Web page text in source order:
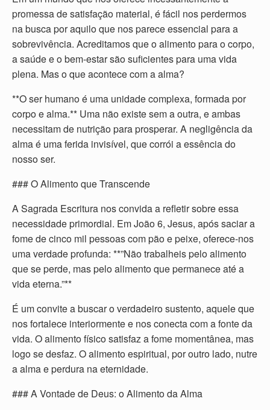
promessa de satisfação material, é fácil nos perdermos
na busca por aquilo que nos parece essencial para a
sobrevivência. Acreditamos que o alimento para o corpo,
a saúde e o bem-estar são suficientes para uma vida
plena. Mas o que acontece com a alma?
**O ser humano é uma unidade complexa, formada por
corpo e alma.** Uma não existe sem a outra, e ambas
necessitam de nutrição para prosperar. A negligência da
alma é uma ferida invisível, que corrói a essência do
nosso ser.
### O Alimento que Transcende
A Sagrada Escritura nos convida a refletir sobre essa
necessidade primordial. Em João 6, Jesus, após saciar a
fome de cinco mil pessoas com pão e peixe, oferece-nos
uma verdade profunda: **”Não trabalheis pelo alimento
que se perde, mas pelo alimento que permanece até a
vida eterna.”**
É um convite a buscar o verdadeiro sustento, aquele que
nos fortalece interiormente e nos conecta com a fonte da
vida. O alimento físico satisfaz a fome momentânea, mas
logo se desfaz. O alimento espiritual, por outro lado, nutre
a alma e perdura na eternidade.
### A Vontade de Deus: o Alimento da Alma